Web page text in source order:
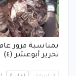
بمناسبة مرور
تحرير أبوعشر (٤)